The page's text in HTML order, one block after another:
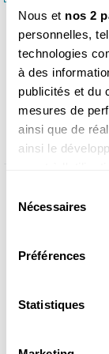
Nous et nos 2
personnelles,
technologies
à des
publicités et du
mesures de
ainsi que de
ainsi le
tout moment en
cookies ou en
Si vous le
Identifier
Nécessaires
Préférences
Statistiques